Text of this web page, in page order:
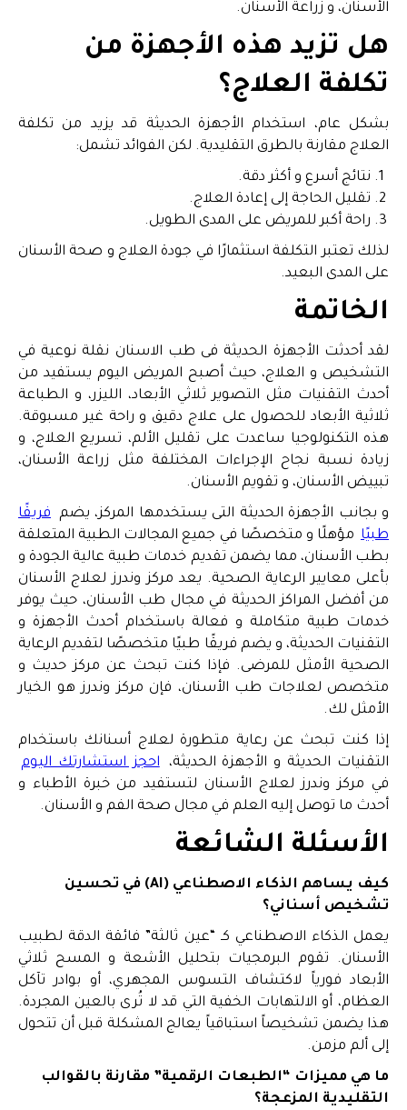
الأسنان، و زراعة الأسنان.
هل تزيد هذه الأجهزة من
تكلفة العلاج؟
بشكل عام، استخدام الأجهزة الحديثة قد يزيد من تكلفة
العلاج مقارنة بالطرق التقليدية. لكن الفوائد تشمل:
نتائج أسرع و أكثر دقة.
تقليل الحاجة إلى إعادة العلاج.
راحة أكبر للمريض على المدى الطويل.
لذلك تعتبر التكلفة استثمارًا في جودة العلاج و صحة الأسنان
على المدى البعيد.
الخاتمة
لقد أحدثت الأجهزة الحديثة فى طب الاسنان نقلة نوعية في
التشخيص و العلاج، حيث أصبح المريض اليوم يستفيد من
أحدث التقنيات مثل التصوير ثلاثي الأبعاد، الليزر، و الطباعة
ثلاثية الأبعاد للحصول على علاج دقيق و راحة غير مسبوقة.
هذه التكنولوجيا ساعدت على تقليل الألم، تسريع العلاج، و
زيادة نسبة نجاح الإجراءات المختلفة مثل زراعة الأسنان،
تبييض الأسنان، و تقويم الأسنان.
و بجانب الأجهزة الحديثة التى يستخدمها المركز، يضم فريقًا
طبيًا مؤهلًا و متخصصًا في جميع المجالات الطبية المتعلقة
بطب الأسنان، مما يضمن تقديم خدمات طبية عالية الجودة و
بأعلى معايير الرعاية الصحية. يعد مركز وندرز لعلاج الأسنان
من أفضل المراكز الحديثة في مجال طب الأسنان، حيث يوفر
خدمات طبية متكاملة و فعالة باستخدام أحدث الأجهزة و
التقنيات الحديثة، و يضم فريقًا طبيًا متخصصًا لتقديم الرعاية
الصحية الأمثل للمرضى. فإذا كنت تبحث عن مركز حديث و
متخصص لعلاجات طب الأسنان، فإن مركز وندرز هو الخيار
الأمثل لك.
إذا كنت تبحث عن رعاية متطورة لعلاج أسنانك باستخدام
التقنيات الحديثة و الأجهزة الحديثة،
احجز استشارتك اليوم
في مركز وندرز لعلاج الأسنان لتستفيد من خبرة الأطباء و
أحدث ما توصل إليه العلم في مجال صحة الفم و الأسنان.
الأسئلة الشائعة
كيف يساهم الذكاء الاصطناعي (AI) في تحسين
تشخيص أسناني؟
يعمل الذكاء الاصطناعي كـ “عين ثالثة” فائقة الدقة لطبيب
الأسنان. تقوم البرمجيات بتحليل الأشعة و المسح ثلاثي
الأبعاد فورياً لاكتشاف التسوس المجهري، أو بوادر تآكل
العظام، أو الالتهابات الخفية التي قد لا تُرى بالعين المجردة.
هذا يضمن تشخيصاً استباقياً يعالج المشكلة قبل أن تتحول
إلى ألم مزمن.
ما هي مميزات “الطبعات الرقمية” مقارنة بالقوالب
التقليدية المزعجة؟